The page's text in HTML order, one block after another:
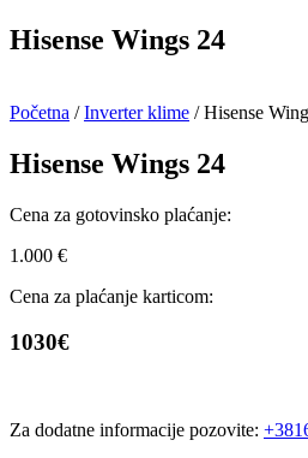
Hisense Wings 24
Početna /Inverter klime / Hisense
Hisense Wings 24
Cena za gotovinsko plaćanje:
1.000 €
Cena za plaćanje karticom:
1030€
Za dodatne informacije pozovite: